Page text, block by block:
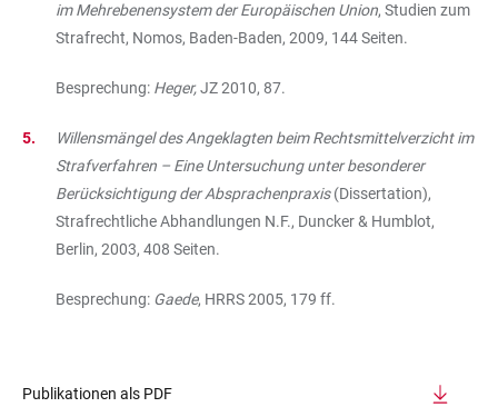
im Mehrebenensystem der Europäischen Union, Studien zum
Strafrecht, Nomos, Baden-Baden, 2009, 144 Seiten.
Besprechung: Heger,JZ 2010, 87.
Willensmängel des Angeklagten beim Rechtsmittelverzicht im
Strafverfahren – Eine Untersuchung unter besonderer
Berücksichtigung der Absprachenpraxis(Dissertation),
Strafrechtliche Abhandlungen N.F., Duncker & Humblot,
Berlin, 2003, 408 Seiten.
Besprechung: Gaede, HRRS 2005, 179 ff.
Publikationen als PDF